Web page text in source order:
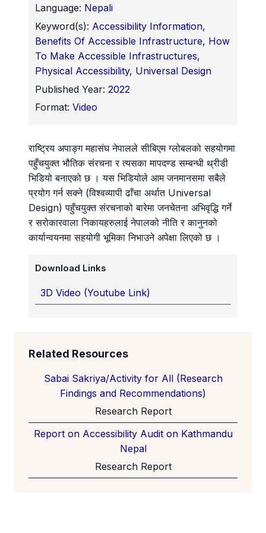
Language: Nepali
Keyword(s): Accessibility Information,
Benefits Of Accessible Infrastructure, How
To Make Accessible Infrastructures,
Physical Accessibility, Universal Design
Published Year: 2022
Format: Video
राष्ट्रिय अपाङ्ग महासंघ नेपालले सीबिएम ग्लोबलको सहयोगमा
पहुँचयुक्त भौतिक संरचना र त्यसका मापदण्ड सम्बन्धी थ्रीडी
भिडियो बनाएको छ । यस भिडियोले आम जनमानसमा सबैले
प्रयोग गर्न सक्ने (विश्वव्यापी ढाँचा अर्थात Universal
Design) पहुँचयुक्त संरचनाको बारेमा जनचेतना अभिवृद्धि गर्ने
र सरोकारवाला निकायहरुलाई नेपालको नीति र कानुनको
कार्यान्वयनमा सहयोगी भूमिका निभाउने अपेक्षा लिएको छ ।
Download Links
3D Video (Youtube Link)
Related Resources
Sabai Sakriya/Activity for All (Research
Findings and Recommendations)
Research Report
Report on Accessibility Audit on Kathmandu
Nepal
Research Report